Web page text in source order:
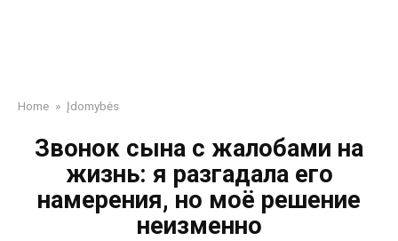
Home » Įdomybės
Звонок сына с жалобами на
жизнь: я разгадала его
намерения, но моё решение
неизменно